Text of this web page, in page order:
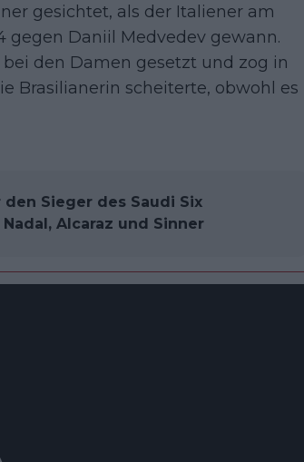
gesichtet, als der Italiener am
gegen Daniil Medvedev gewann.
den Damen gesetzt und zog in
Brasilianerin scheiterte, obwohl es
Sieger des Saudi Six
Alcaraz und Sinner